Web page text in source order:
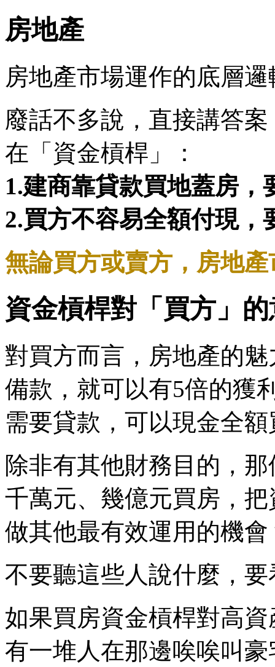
房地產
房地產市場運作的底層
廢話不多說，直接講答
在「資金槓桿」：
1.建商靠貸款買地蓋房
2.買方不容易全額付現，
無論買方或賣方，房地
資金槓桿對「買方」
對買方而言，房地產的
備款，就可以有5倍的獲
需要貸款，可以現金全
除非有其他財務目的，
千萬元、幾億元買房，
做其他最有效運用的機會
不要聽這些人說什麼，
如果買房資金槓桿對高
有一堆人在那邊唉唉叫